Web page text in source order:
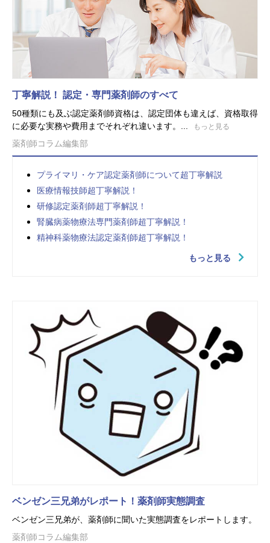
丁寧解説！ 認定・専門薬剤師のすべて
50種類にも及ぶ認定薬剤師資格は、認定団体も違えば、資格取得
に必要な実務や費用までそれぞれ違います。...
もっと見る
薬剤師コラム編集部
プライマリ・ケア認定薬剤師について超丁寧解説
医療情報技師超丁寧解説！
研修認定薬剤師超丁寧解説！
腎臓病薬物療法専門薬剤師超丁寧解説！
精神科薬物療法認定薬剤師超丁寧解説！
もっと見る
ベンゼン三兄弟がレポート！薬剤師実態調査
ベンゼン三兄弟が、薬剤師に聞いた実態調査をレポートします。
薬剤師コラム編集部